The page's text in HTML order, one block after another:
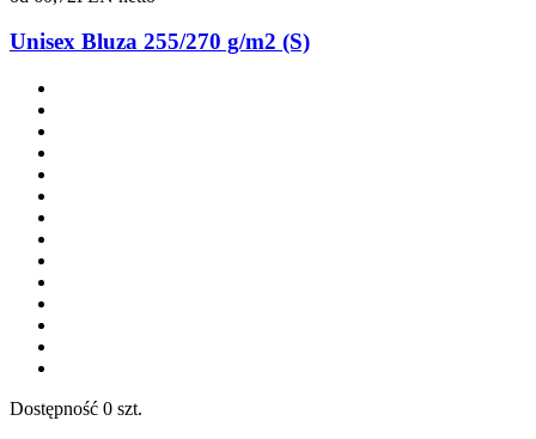
Unisex Bluza 255/270 g/m2 (S)
Dostępność 0 szt.